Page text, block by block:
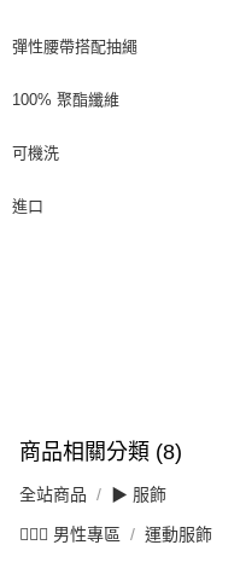
彈性腰帶搭配抽繩
100% 聚酯纖維
可機洗
進口
商品相關分類 (8)
全站商品 ▶ 服飾
💁🏻‍♂️ 男性專區 運動服飾